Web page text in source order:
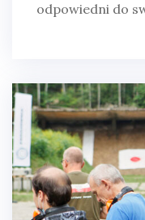
odpowiedni do